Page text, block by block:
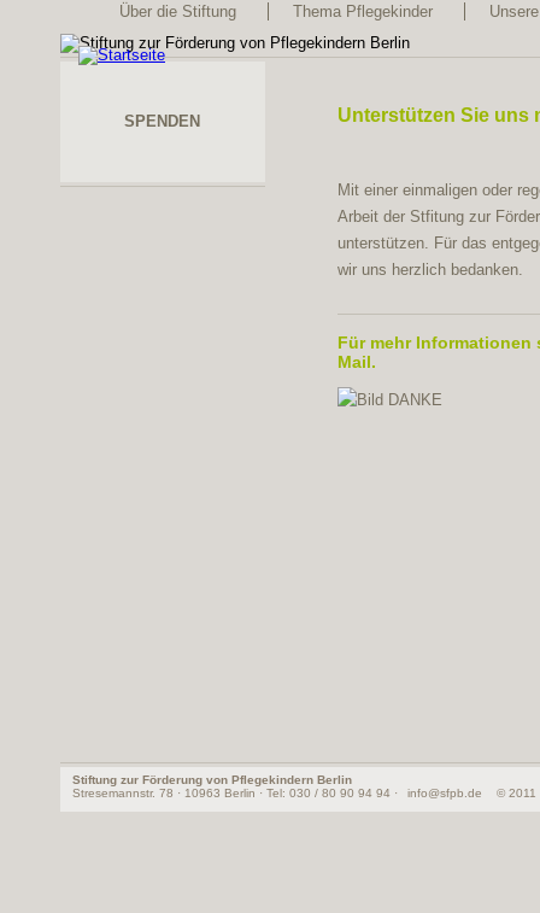
Über die Stiftung Thema Pflegekinder
SPENDEN Unterstützen Sie uns
Mit einer einmaligen oder
Arbeit der Stfitung zur
unterstützen. Für das
wir uns herzlich bedanken.
Für mehr Informationen
Mail.
Stiftung zur Förderung von Pflegekindern Berlin
Stresemannstr. 78 · 10963 Berlin · Tel: 030 / 80 90 94 94 ·
info@sfpb.de © 2011